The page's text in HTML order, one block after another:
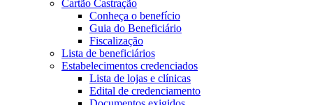
Cartão Castração
Conheça o benefício
Guia do Beneficiário
Fiscalização
Lista de beneficiários
Estabelecimentos credenciados
Lista de lojas e clínicas
Edital de credenciamento